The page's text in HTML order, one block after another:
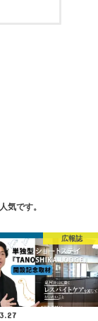
気です。
広報誌